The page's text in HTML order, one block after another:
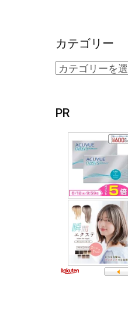
カテゴリー
PR